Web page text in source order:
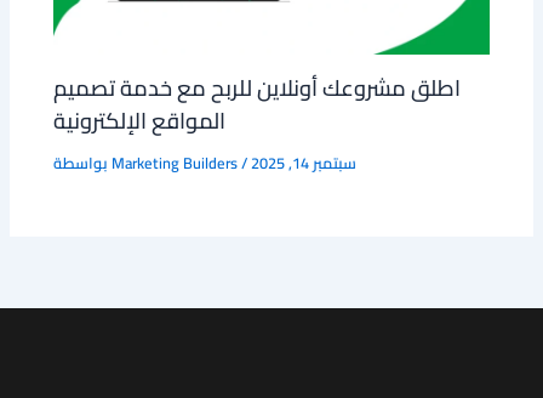
اطلق مشروعك أونلاين للربح مع خدمة تصميم
المواقع الإلكترونية
بواسطة Marketing Builders/ سبتمبر 14, 2025